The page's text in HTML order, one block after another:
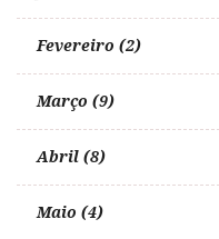
Fevereiro (2)
Março (9)
Abril (8)
Maio (4)